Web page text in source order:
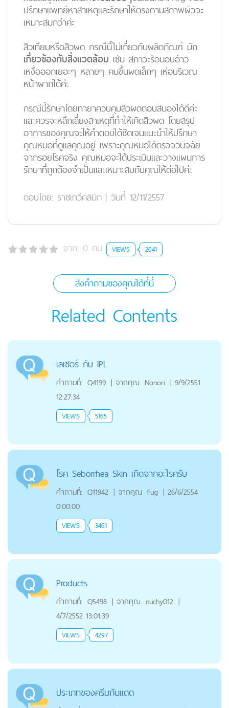
ปรึกษาแพทย์หาสาเหตุและรักษาให้ตรงตามสภาพผิวจะ
เหมาะสมกว่าค่ะ
สิวเทียมหรือสิวผด กรณีนี้ไม่เกี่ยวกับผลิตภัณฑ์ มัก
เกี่ยวข้องกับสิ่งแวดล้อม เช่น สภาวะร้อนอบอ้าว
เหงื่อออกเยอะๆ หลายๆ คนขึ้นผดเล็กๆ เห่อบริเวณ
หน้าผากได้ค่ะ
กรณีนี้รักษาโดยทายาควบคุมสิวผดตอบสนองได้ดีค่ะ
และควรจะหลีกเลี่ยงสาเหตุที่ทำให้เกิดสิวผด โดยสรุป
อาการของคุณจะให้คำตอบได้ชัดเจนแนะนำให้ปรึกษา
คุณหมอที่ดูแลคุณอยู่ เพราะคุณหมอได้ตรวจวินิจฉัย
จากรอยโรคจริง คุณหมอจะได้ประเมินและวางแผนการ
รักษาที่ถูกต้องจำเป็นและเหมาะสมกับคุณให้ต่อไปค่ะ
ตอบโดย: ราชเทวีคลินิก | วันที่ 12/11/2557
จาก: 0 คน VIEWS 2641
ส่งคำถามของคุณได้ที่นี่
Related Contents
เลเซอร์ กับ IPL
คำถามที่: Q4199 | จากคุณ Nonori | 9/9/2551
12:27:34
VIEWS 5165
โรค Seborrhea Skin เกิดจากอะไรครับ
คำถามที่: Q11942 | จากคุณ Fug | 26/6/2554
0:00:00
VIEWS 3461
Products
คำถามที่: Q5498 | จากคุณ nuchy012 |
4/7/2552 13:01:39
VIEWS 4297
ประเภทของครีมกันแดด